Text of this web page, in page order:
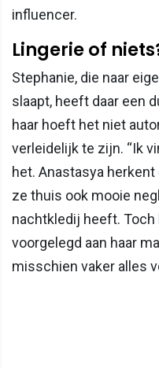
influencer.
Lingerie of
Stephanie, die naar
slaapt, heeft daar een
haar hoeft het niet
verleidelijk te zijn. “Ik
het. Anastasya
ze thuis ook mooie
nachtkledij heeft. Toch
voorgelegd aan haar
misschien vaker alles